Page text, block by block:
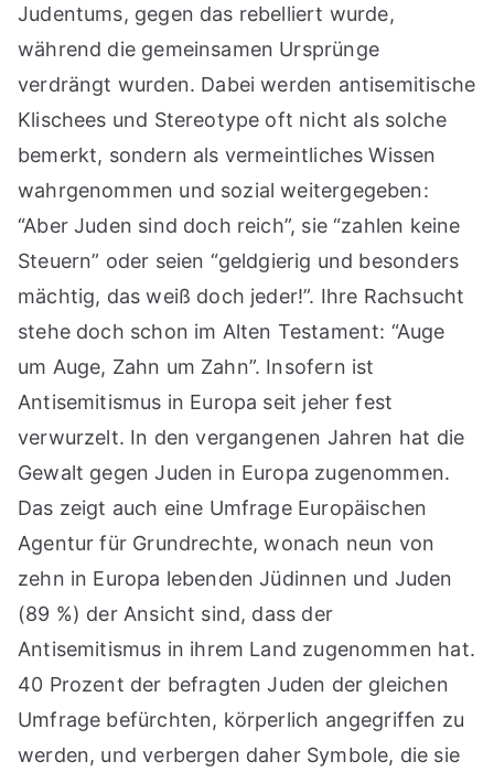
Judentums, gegen das rebelliert wurde,
während die gemeinsamen Ursprünge
verdrängt wurden. Dabei werden antisemitische
Klischees und Stereotype oft nicht als solche
bemerkt, sondern als vermeintliches Wissen
wahrgenommen und sozial weitergegeben:
“Aber Juden sind doch reich”, sie “zahlen keine
Steuern” oder seien “geldgierig und besonders
mächtig, das weiß doch jeder!”. Ihre Rachsucht
stehe doch schon im Alten Testament: “Auge
um Auge, Zahn um Zahn”. Insofern ist
Antisemitismus in Europa seit jeher fest
verwurzelt. In den vergangenen Jahren hat die
Gewalt gegen Juden in Europa zugenommen.
Das zeigt auch eine Umfrage Europäischen
Agentur für Grundrechte, wonach neun von
zehn in Europa lebenden Jüdinnen und Juden
(89 %) der Ansicht sind, dass der
Antisemitismus in ihrem Land zugenommen hat.
40 Prozent der befragten Juden der gleichen
Umfrage befürchten, körperlich angegriffen zu
werden, und verbergen daher Symbole, die sie